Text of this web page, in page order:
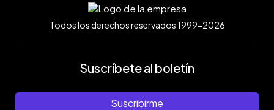
Todos los derechos reservados 1999-2026
Suscríbete al boletín
Suscribirme